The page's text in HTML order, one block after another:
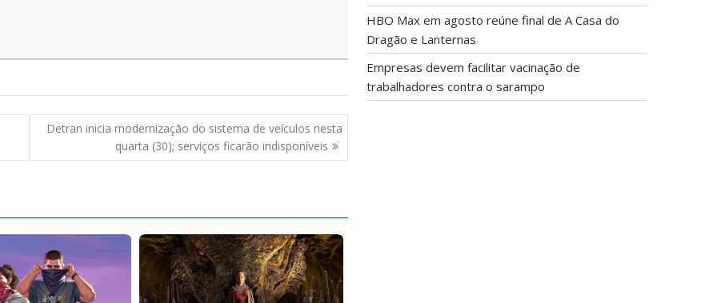
Detran inicia modernização do sistema de veículos nesta
quarta (30); serviços ficarão indisponíveis
HBO Max em agosto reúne final de A Casa do
Dragão e Lanternas
Empresas devem facilitar vacinação de
trabalhadores contra o sarampo